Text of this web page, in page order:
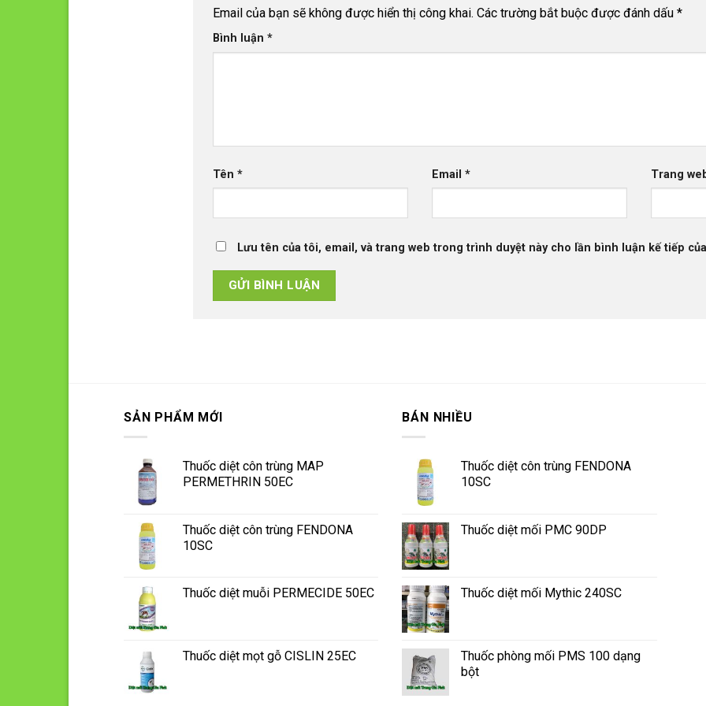
Email của bạn sẽ không được hiển thị công khai. Các trường bắt buộc được đánh dấu*
Bình luận*
Tên* Email* Trang
Lưu tên của tôi, email, và trang web trong trình duyệt này cho lần bình luận kế tiếp
SẢN PHẨM MỚI
Thuốc diệt côn trùng MAP
PERMETHRIN 50EC
Thuốc diệt côn trùng FENDONA
10SC
Thuốc diệt muỗi PERMECIDE 50EC
Thuốc diệt mọt gỗ CISLIN 25EC
BÁN NHIỀU
Thuốc diệt côn trùng FENDONA
10SC
Thuốc diệt mối PMC 90DP
Thuốc diệt mối Mythic 240SC
Thuốc phòng mối PMS 100 dạng
bột